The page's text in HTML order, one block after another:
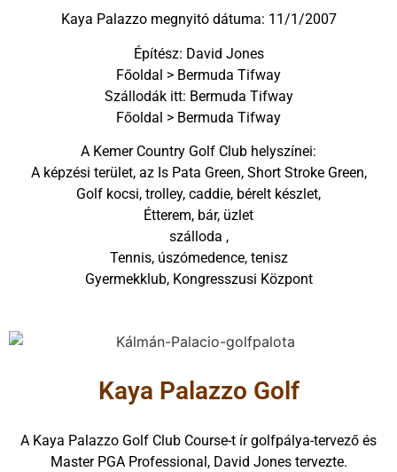
Kaya Palazzo megnyitó dátuma: 11/1/2007
Építész: David Jones
Főoldal > Bermuda Tifway
Szállodák itt: Bermuda Tifway
Főoldal > Bermuda Tifway
A Kemer Country Golf Club helyszínei:
A képzési terület, az Is Pata Green, Short Stroke Green,
Golf kocsi, trolley, caddie, bérelt készlet,
Étterem, bár, üzlet
szálloda ,
Tennis, úszómedence, tenisz
Gyermekklub, Kongresszusi Központ
Kaya Palazzo Golf
A Kaya Palazzo Golf Club Course-t ír golfpálya-tervező és
Master PGA Professional, David Jones tervezte.